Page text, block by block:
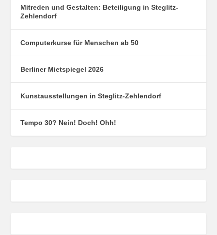
Mitreden und Gestalten: Beteiligung in Steglitz-
Zehlendorf
Computerkurse für Menschen ab 50
Berliner Mietspiegel 2026
Kunstausstellungen in Steglitz-Zehlendorf
Tempo 30? Nein! Doch! Ohh!